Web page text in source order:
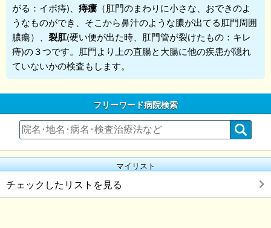
がる：イボ痔)、 痔瘻 （肛門のまわりに小さな、おできのよ
うなものができ、そこから鼻汁のような膿が出てる肛門周囲
膿瘍）、 裂肛(硬い便が出た時、肛門管が裂けたもの：キレ
痔)の３つです。肛門より上の直腸と大腸に他の疾患が隠れ
ていないかの検査もします。
フリーワード病院検索
マイリスト
チェックしたリストを見る